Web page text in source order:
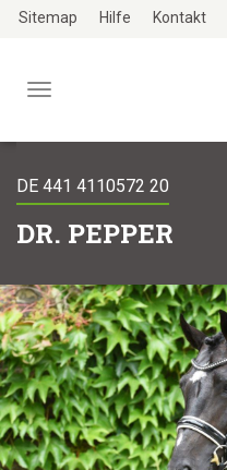
ZumSitemap Hilfe Kontakt
Menü
DR. PEPPER
DE 441 4110572 20